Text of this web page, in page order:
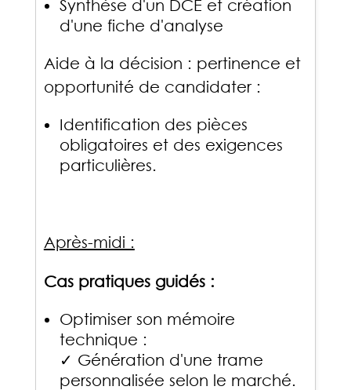
Synthèse d'un DCE et création
d'une fiche d'analyse
Aide à la décision : pertinence et
opportunité de candidater :
Identification des pièces
obligatoires et des exigences
particulières.
Après-midi :
Cas pratiques guidés :
Optimiser son mémoire
technique :
✓ Génération d'une trame
personnalisée selon le marché.